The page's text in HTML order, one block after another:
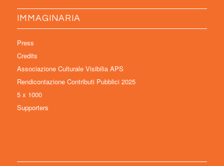
IMMAGINARIA
Press
Credits
Associazione Culturale Visibilia APS
Rendicontazione Contributi Pubblici 2025
5 x 1000
Supporters